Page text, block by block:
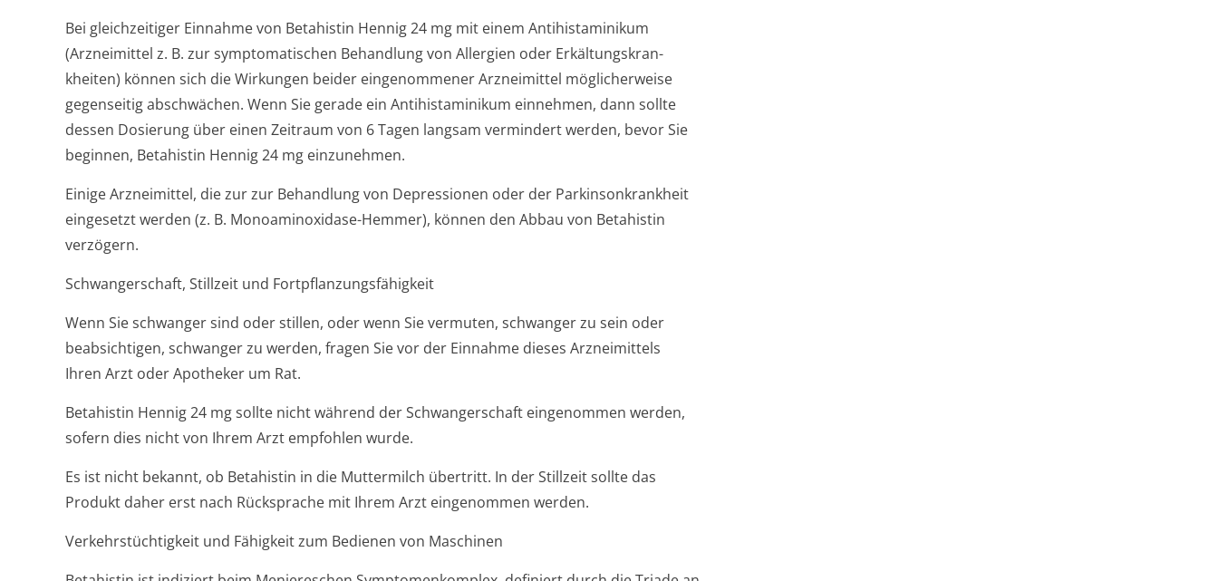
Bei gleichzeitiger Einnahme von Betahistin Hennig 24 mg mit einem Antihistaminikum
(Arzneimittel z. B. zur symptomatischen Behandlung von Allergien oder Erkältungskran­
kheiten) können sich die Wirkungen beider eingenommener Arzneimittel möglicherweise
gegenseitig abschwächen. Wenn Sie gerade ein Antihistaminikum einnehmen, dann sollte
dessen Dosierung über einen Zeitraum von 6 Tagen langsam vermindert werden, bevor Sie
beginnen, Betahistin Hennig 24 mg einzunehmen.
Einige Arzneimittel, die zur zur Behandlung von Depressionen oder der Parkinsonkrankheit
eingesetzt werden (z. B. Monoaminoxidase-Hemmer), können den Abbau von Betahistin
verzögern.
Schwangerschaft, Stillzeit und Fortpflanzungsfähigkeit
Wenn Sie schwanger sind oder stillen, oder wenn Sie vermuten, schwanger zu sein oder
beabsichtigen, schwanger zu werden, fragen Sie vor der Einnahme dieses Arzneimittels
Ihren Arzt oder Apotheker um Rat.
Betahistin Hennig 24 mg sollte nicht während der Schwangerschaft eingenommen werden,
sofern dies nicht von Ihrem Arzt empfohlen wurde.
Es ist nicht bekannt, ob Betahistin in die Muttermilch übertritt. In der Stillzeit sollte das
Produkt daher erst nach Rücksprache mit Ihrem Arzt eingenommen werden.
Verkehrstüchtigkeit und Fähigkeit zum Bedienen von Maschinen